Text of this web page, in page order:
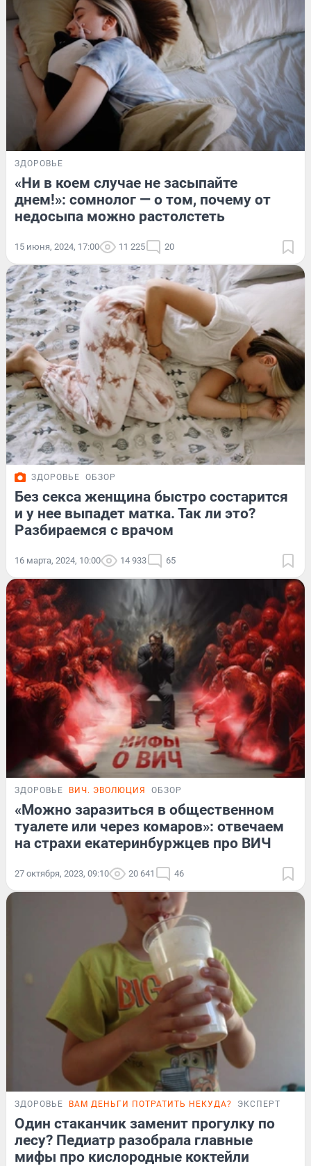
ЗДОРОВЬЕ
«Ни в коем случае не засыпайте
днем!»: сомнолог — о том, почему от
недосыпа можно растолстеть
15 июня, 2024, 17:00 11 225 20
ЗДОРОВЬЕ ОБЗОР
Без секса женщина быстро состарится
и у нее выпадет матка. Так ли это?
Разбираемся с врачом
16 марта, 2024, 10:00 14 933 65
ЗДОРОВЬЕ ВИЧ. ЭВОЛЮЦИЯ ОБЗОР
«Можно заразиться в общественном
туалете или через комаров»: отвечаем
на страхи екатеринбуржцев про ВИЧ
27 октября, 2023, 09:10 20 641 46
ЗДОРОВЬЕ ВАМ ДЕНЬГИ ПОТРАТИТЬ НЕКУДА? ЭКСПЕРТ
Один стаканчик заменит прогулку по
лесу? Педиатр разобрала главные
мифы про кислородные коктейли